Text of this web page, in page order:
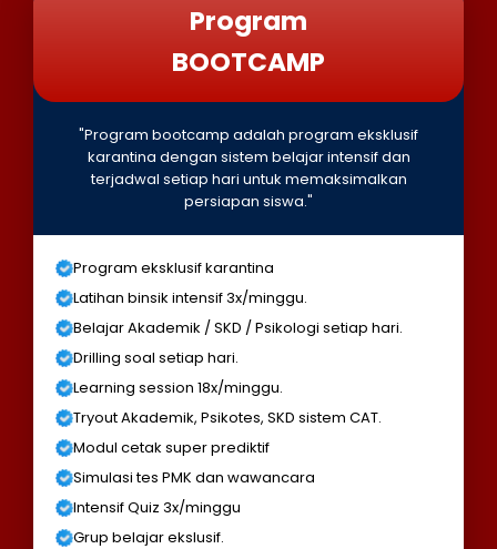
Program
BOOTCAMP
"Program bootcamp adalah program eksklusif
karantina dengan sistem belajar intensif dan
terjadwal setiap hari untuk memaksimalkan
persiapan siswa."
Program eksklusif karantina
Latihan binsik intensif 3x/minggu.
Belajar Akademik / SKD / Psikologi setiap hari.
Drilling soal setiap hari.
Learning session 18x/minggu.
Tryout Akademik, Psikotes, SKD sistem CAT.
Modul cetak super prediktif
Simulasi tes PMK dan wawancara
Intensif Quiz 3x/minggu
Grup belajar ekslusif.